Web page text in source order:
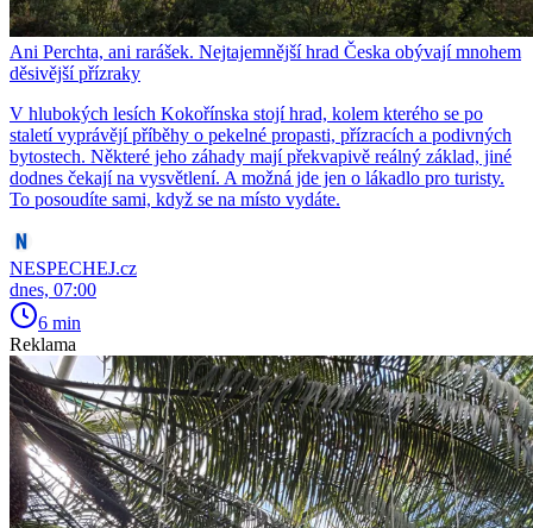
Ani Perchta, ani rarášek. Nejtajemnější hrad Česka obývají mnohem
děsivější přízraky
V hlubokých lesích Kokořínska stojí hrad, kolem kterého se po
staletí vyprávějí příběhy o pekelné propasti, přízracích a podivných
bytostech. Některé jeho záhady mají překvapivě reálný základ, jiné
dodnes čekají na vysvětlení. A možná jde jen o lákadlo pro turisty.
To posoudíte sami, když se na místo vydáte.
NESPECHEJ.cz
dnes, 07:00
6 min
Reklama